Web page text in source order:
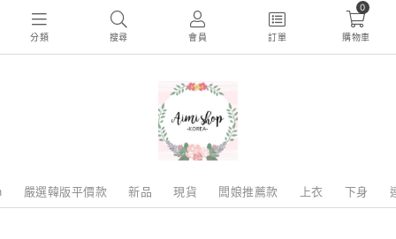
分類 搜尋 會員 訂單
0
購物車
嚴選韓版平價款 新品 現貨 闆娘推薦款 上衣 下身